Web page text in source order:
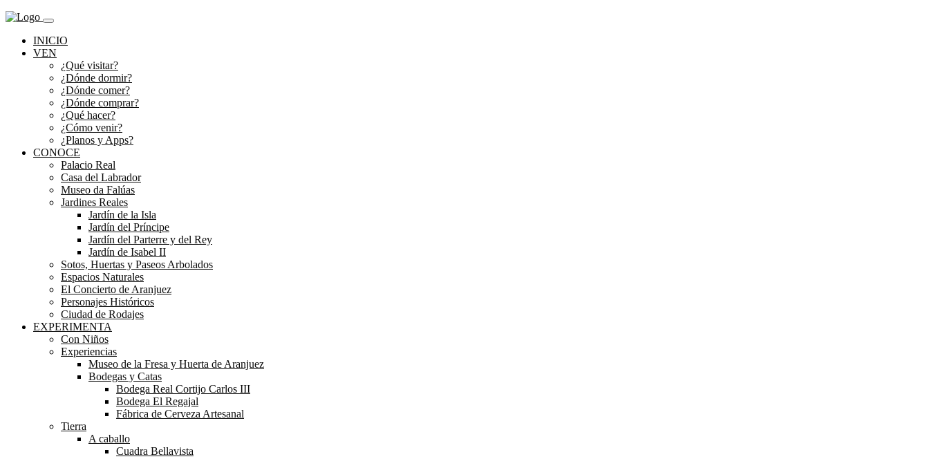
INICIO
VEN
¿Qué visitar?
¿Dónde dormir?
¿Dónde comer?
¿Dónde comprar?
¿Qué hacer?
¿Cómo venir?
¿Planos y Apps?
CONOCE
Palacio Real
Casa del Labrador
Museo da Falúas
Jardines Reales
Jardín de la Isla
Jardín del Príncipe
Jardín del Parterre y del Rey
Jardín de Isabel II
Sotos, Huertas y Paseos Arbolados
Espacios Naturales
El Concierto de Aranjuez
Personajes Históricos
Ciudad de Rodajes
EXPERIMENTA
Con Niños
Experiencias
Museo de la Fresa y Huerta de Aranjuez
Bodegas y Catas
Bodega Real Cortijo Carlos III
Bodega El Regajal
Fábrica de Cerveza Artesanal
Tierra
A caballo
Cuadra Bellavista